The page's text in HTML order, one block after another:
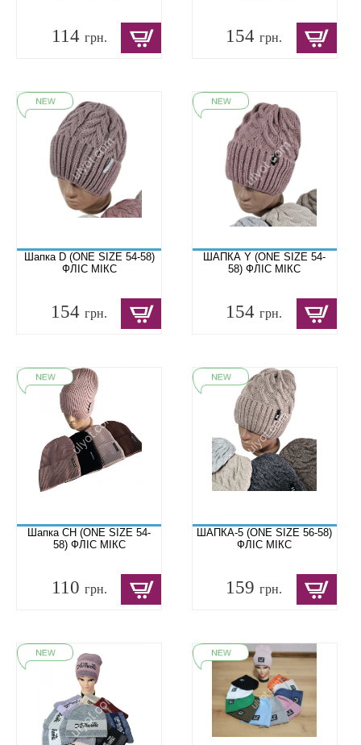
114 грн. 154грн.
Шапка D (ONE SIZE 54-58)
ФЛІС МІКС
154 грн.
ШАПКА Y (ONE SIZE 54-
58) ФЛІС МІКС
154грн.
Шапка CH (ONE SIZE 54-
58) ФЛІС МІКС
110 грн.
ШАПКА-5 (ONE SIZE 56-58)
ФЛІС МІКС
159грн.